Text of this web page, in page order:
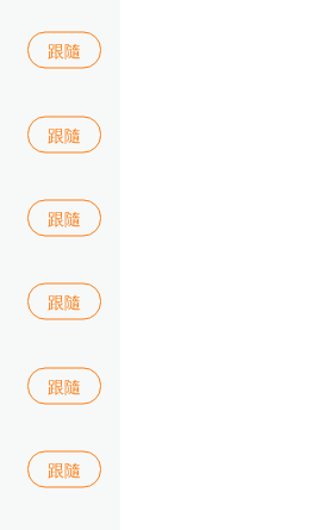
跟隨
跟隨
跟隨
跟隨
跟隨
跟隨